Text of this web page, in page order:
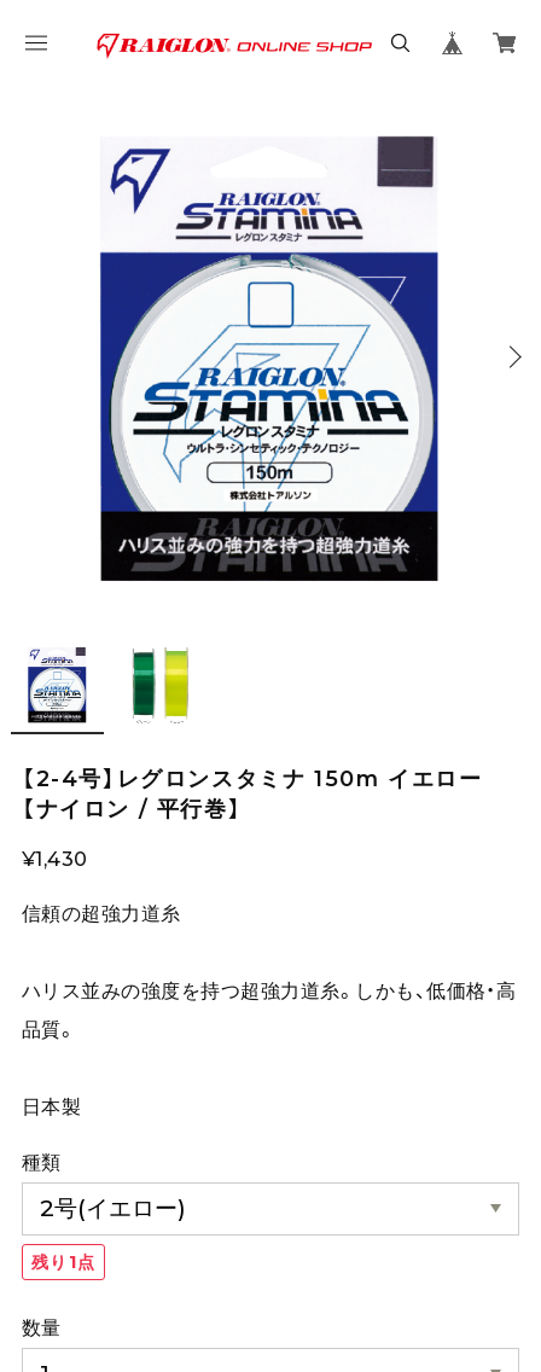
【2-4号】レグロンスタミナ 150m イエロー
【ナイロン / 平行巻】
¥1,430
信頼の超強力道糸
ハリス並みの強度を持つ超強力道糸。しかも、低価格・高
品質。
日本製
種類
残り1点
数量